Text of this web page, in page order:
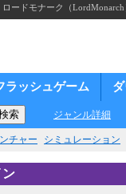
ードモナーク（
ラッシュゲーム
ジャンル詳細
チャー シミュレーション
ン